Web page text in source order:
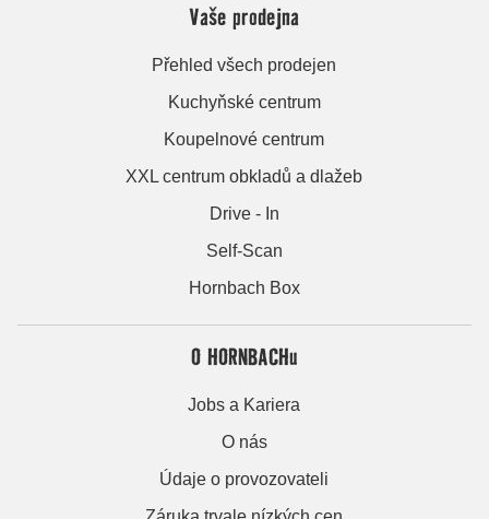
Vaše prodejna
Přehled všech prodejen
Kuchyňské centrum
Koupelnové centrum
XXL centrum obkladů a dlažeb
Drive - In
Self-Scan
Hornbach Box
O HORNBACHu
Jobs a Kariera
O nás
Údaje o provozovateli